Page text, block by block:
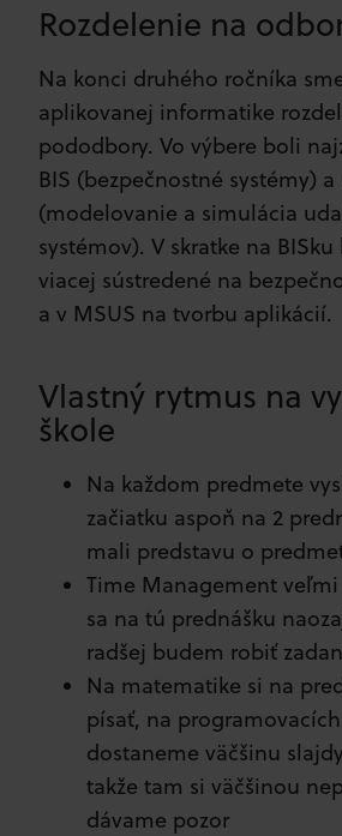
Rozdelenie na
Na konci druhého ročníka
aplikovanej informatike
pododbory. Vo výbere boli
BIS (bezpečnostné systémy) a
(modelovanie a simulácia
systémov). V skratke na
viacej sústredené na
a v MSUS na tvorbu aplikácií.
Vlastný rytmus na
škole
Na každom predmete
začiatku aspoň na 2
mali predstavu o
Time Management
sa na tú prednášku
radšej budem robiť
Na matematike si na
písať, na
dostaneme väčšinu
takže tam si väčšinou
dávame pozor